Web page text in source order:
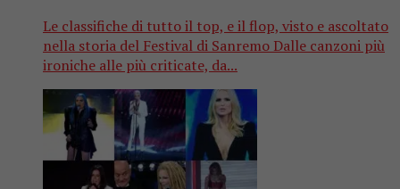
Le classifiche di tutto il top, e il flop, visto e ascoltato
nella storia del Festival di Sanremo Dalle canzoni più
ironiche alle più criticate, da...